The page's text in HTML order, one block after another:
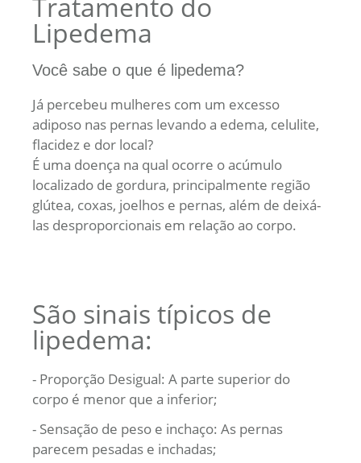
Lipedema
Você sabe o que é lipedema?
Já percebeu mulheres com um excesso
adiposo nas pernas levando a edema, celulite,
flacidez e dor local?
É uma doença na qual ocorre o acúmulo
localizado de gordura, principalmente região
glútea, coxas, joelhos e pernas, além de deixá-
las desproporcionais em relação ao corpo.
São sinais típicos de
lipedema:
- Proporção Desigual: A parte superior do
corpo é menor que a inferior;
- Sensação de peso e inchaço: As pernas
parecem pesadas e inchadas;